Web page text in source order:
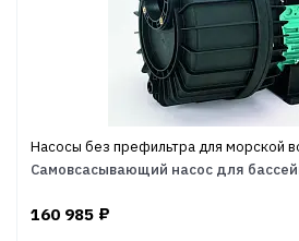
Насосы без префильтра для морской
Самовсасывающий насос для
160 985 ₽